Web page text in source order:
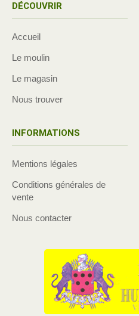
DÉCOUVRIR
Accueil
Le moulin
Le magasin
Nous trouver
INFORMATIONS
Mentions légales
Conditions générales de
vente
Nous contacter